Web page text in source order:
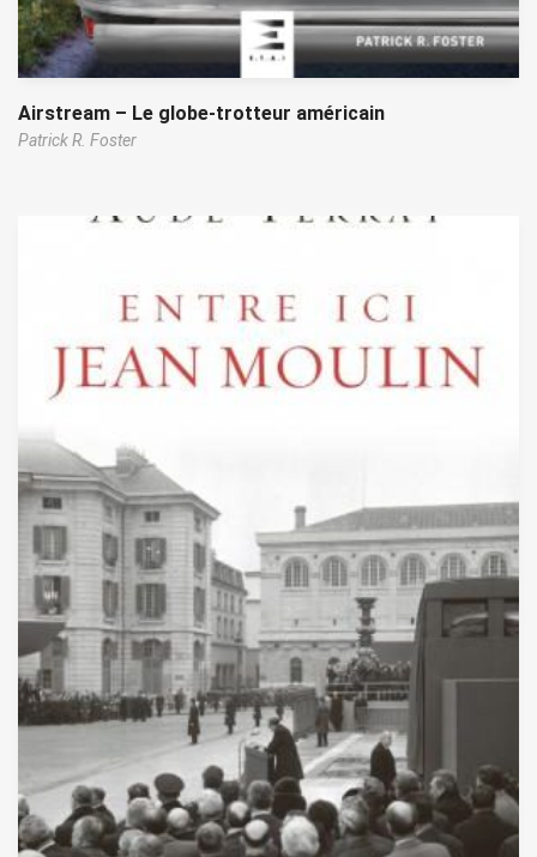
Airstream – Le globe-trotteur américain
Patrick R. Foster